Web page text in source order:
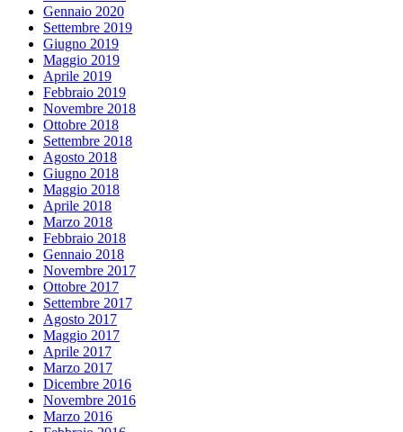
Gennaio 2020
Settembre 2019
Giugno 2019
Maggio 2019
Aprile 2019
Febbraio 2019
Novembre 2018
Ottobre 2018
Settembre 2018
Agosto 2018
Giugno 2018
Maggio 2018
Aprile 2018
Marzo 2018
Febbraio 2018
Gennaio 2018
Novembre 2017
Ottobre 2017
Settembre 2017
Agosto 2017
Maggio 2017
Aprile 2017
Marzo 2017
Dicembre 2016
Novembre 2016
Marzo 2016